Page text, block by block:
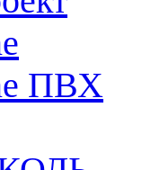
ПВХ